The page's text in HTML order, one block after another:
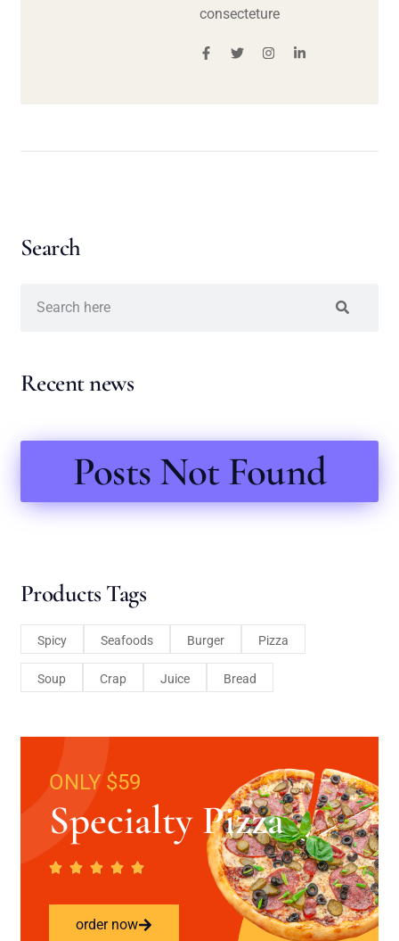
consecteture
Search
Recent news
Posts Not Found
Products Tags
Spicy Seafoods Burger Pizza
Soup Crap Juice Bread
ONLY $59
Specialty Pizza
order now